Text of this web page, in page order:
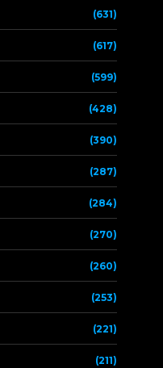
(631)
(617)
(599)
(428)
(390)
(287)
(284)
(270)
(260)
(253)
(221)
(211)